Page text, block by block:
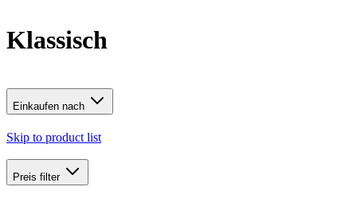
Klassisch
Einkaufen nach
Skip to product list
Preis filter